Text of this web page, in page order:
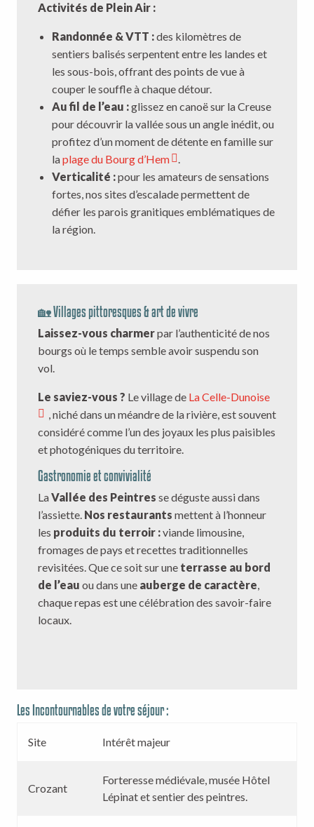
Activités de Plein Air :
Randonnée & VTT :des kilomètres de
sentiers balisés serpentent entre les landes et
les sous-bois, offrant des points de vue à
couper le souffle à chaque détour.
Au fil de l’eau :glissez en canoë sur la Creuse
pour découvrir la vallée sous un angle inédit, ou
profitez d’un moment de détente en famille sur
laplage du Bourg d’Hem
.
Verticalité :pour les amateurs de sensations
fortes, nos sites d’escalade permettent de
défier les parois granitiques emblématiques de
la région.
🏡 Villages pittoresques & art de vivre
Laissez-vous charmerpar l’authenticité de nos
bourgs où le temps semble avoir suspendu son
vol.
Le saviez-vous ? Le village de La Celle-Dunoise
, niché dans un méandre de la rivière, est souvent
considéré comme l’un des joyaux les plus paisibles
et photogéniques du territoire.
Gastronomie et convivialité
LaVallée des Peintres se déguste aussi dans
l’assiette. Nos restaurants mettent à l’honneur
les produits du terroir :viande limousine,
fromages de pays et recettes traditionnelles
revisitées. Que ce soit sur une terrasse au bord
de l’eau ou dans une auberge de caractère,
chaque repas est une célébration des savoir-faire
locaux.
Les Incontournables de votre séjour :
Site Intérêt majeur
Crozant
Forteresse médiévale, musée Hôtel
Lépinat et sentier des peintres.